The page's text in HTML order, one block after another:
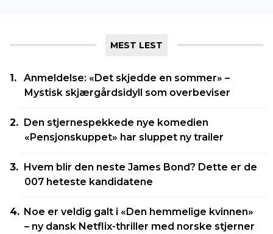
MEST LEST
Anmeldelse: «Det skjedde en sommer» –
Mystisk skjærgårdsidyll som overbeviser
Den stjernespekkede nye komedien
«Pensjonskuppet» har sluppet ny trailer
Hvem blir den neste James Bond? Dette er de
007 heteste kandidatene
Noe er veldig galt i «Den hemmelige kvinnen»
– ny dansk Netflix-thriller med norske stjerner